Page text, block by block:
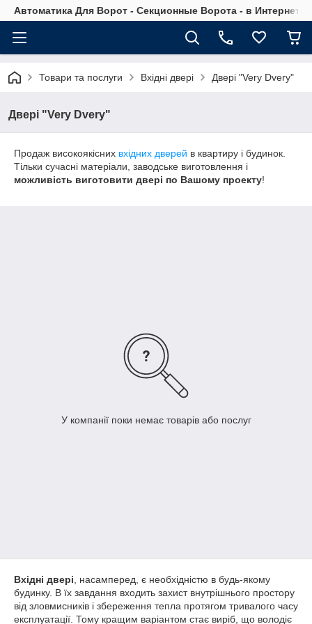
Автоматика Для Ворот - Секционные Ворота - в Интернет
Товари та послуги Вхідні двері Двері "Very Dvery"
Двері "Very Dvery"
Продаж високоякісних вхідних дверей в квартиру і будинок.
Тільки сучасні матеріали, заводське виготовлення і
можливість виготовити двері по Вашому проекту!
У компанії поки немає товарів або послуг
Вхідні двері, насамперед, є необхідністю в будь-якому
будинку. В їх завдання входить захист внутрішнього простору
від зловмисників і збереження тепла протягом тривалого часу
експлуатації. Тому кращим варіантом стає виріб, що володіє